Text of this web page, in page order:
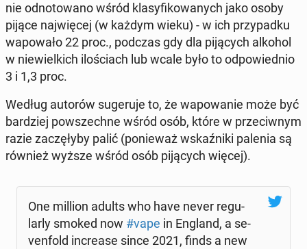
nie od­no­to­wa­no wśród kla­sy­fi­ko­wa­nych jako osoby
pijące naj­wię­cej (w każdym wieku) - w ich przy­pad­ku
wa­po­wa­ło 22 proc., podczas gdy dla pi­ją­cych alkohol
w nie­wiel­kich ilo­ściach lub wcale było to od­po­wied­nio
3 i 1,3 proc.
Według autorów su­ge­ru­je to, że wa­po­wa­nie może być
bar­dziej po­wszech­ne wśród osób, które w prze­ciw­nym
razie za­czę­ły­by palić (po­nie­waż wskaź­ni­ki palenia są
również wyższe wśród osób pi­ją­cych więcej).
One million adults who have never re­gu­
lar­ly smoked now #vape in England, a se­
ven­fold in­cre­ase since 2021, finds a new